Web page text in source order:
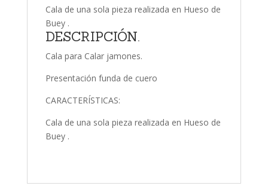
Cala de una sola pieza realizada en Hueso de
Buey .
DESCRIPCIÓN.
Cala para Calar jamones.
Presentación funda de cuero
CARACTERÍSTICAS:
Cala de una sola pieza realizada en Hueso de
Buey .